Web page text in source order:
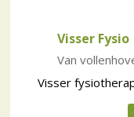
Visser
Van
Visser